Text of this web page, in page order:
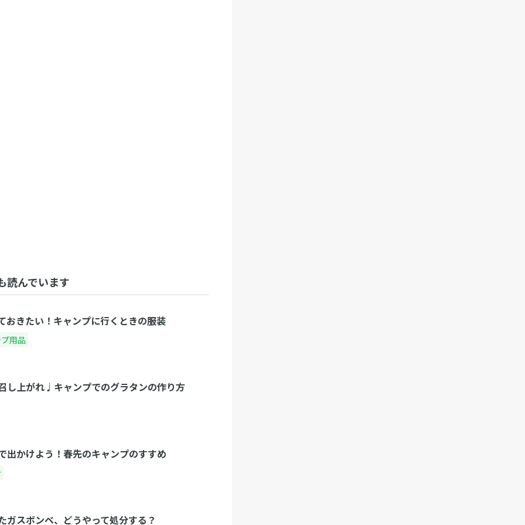
読んでいます
おきたい！キャンプに行くときの服装
用品
し上がれ♩キャンプでのグラタンの作り方
出かけよう！春先のキャンプのすすめ
ガスボンベ、どうやって処分する？